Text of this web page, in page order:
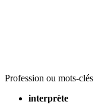
Profession ou mots-clés
interprète